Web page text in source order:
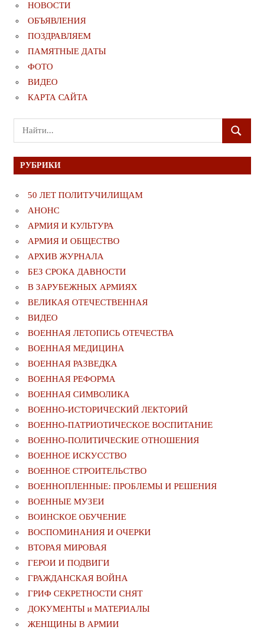
НОВОСТИ
ОБЪЯВЛЕНИЯ
ПОЗДРАВЛЯЕМ
ПАМЯТНЫЕ ДАТЫ
ФОТО
ВИДЕО
КАРТА САЙТА
Поиск
для:
ПОИСК
РУБРИКИ
50 ЛЕТ ПОЛИТУЧИЛИЩАМ
АНОНС
АРМИЯ И КУЛЬТУРА
АРМИЯ И ОБЩЕСТВО
АРХИВ ЖУРНАЛА
БЕЗ СРОКА ДАВНОСТИ
В ЗАРУБЕЖНЫХ АРМИЯХ
ВЕЛИКАЯ ОТЕЧЕСТВЕННАЯ
ВИДЕО
ВОЕННАЯ ЛЕТОПИСЬ ОТЕЧЕСТВА
ВОЕННАЯ МЕДИЦИНА
ВОЕННАЯ РАЗВЕДКА
ВОЕННАЯ РЕФОРМА
ВОЕННАЯ СИМВОЛИКА
ВОЕННО-ИСТОРИЧЕСКИЙ ЛЕКТОРИЙ
ВОЕННО-ПАТРИОТИЧЕСКОЕ ВОСПИТАНИЕ
ВОЕННО-ПОЛИТИЧЕСКИE ОТНОШЕНИЯ
ВОЕННОЕ ИСКУССТВО
ВОЕННОЕ СТРОИТЕЛЬСТВО
ВОЕННОПЛЕННЫЕ: ПРОБЛЕМЫ И РЕШЕНИЯ
ВОЕННЫЕ МУЗЕИ
ВОИНСКОЕ ОБУЧЕНИЕ
ВОСПОМИНАНИЯ И ОЧЕРКИ
ВТОРАЯ МИРОВАЯ
ГЕРОИ И ПОДВИГИ
ГРАЖДАНСКАЯ ВОЙНА
ГРИФ СЕКРЕТНОСТИ СНЯТ
ДОКУМЕНТЫ и МАТЕРИАЛЫ
ЖЕНЩИНЫ В АРМИИ